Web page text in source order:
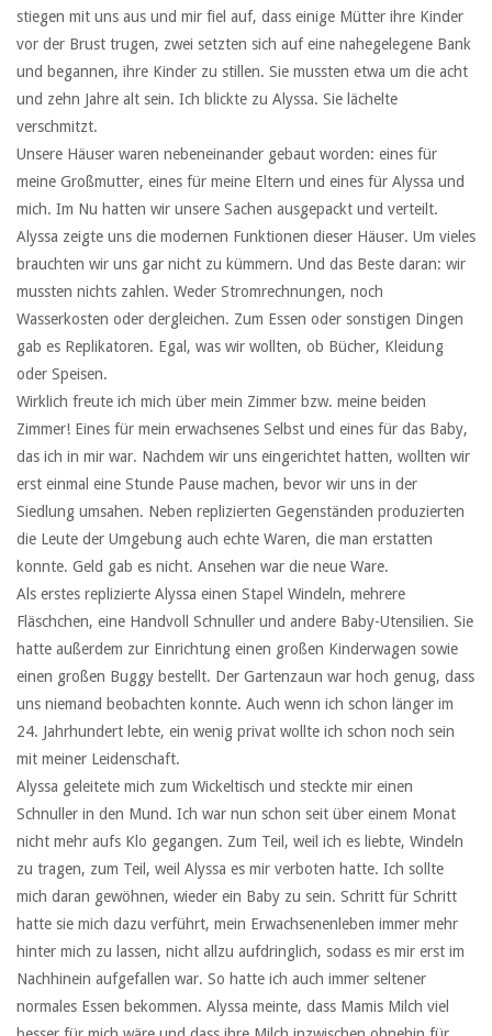
stiegen mit uns aus und mir fiel auf, dass einige Mütter ihre Kinder
vor der Brust trugen, zwei setzten sich auf eine nahegelegene Bank
und begannen, ihre Kinder zu stillen. Sie mussten etwa um die acht
und zehn Jahre alt sein. Ich blickte zu Alyssa. Sie lächelte
verschmitzt.
Unsere Häuser waren nebeneinander gebaut worden: eines für
meine Großmutter, eines für meine Eltern und eines für Alyssa und
mich. Im Nu hatten wir unsere Sachen ausgepackt und verteilt.
Alyssa zeigte uns die modernen Funktionen dieser Häuser. Um vieles
brauchten wir uns gar nicht zu kümmern. Und das Beste daran: wir
mussten nichts zahlen. Weder Stromrechnungen, noch
Wasserkosten oder dergleichen. Zum Essen oder sonstigen Dingen
gab es Replikatoren. Egal, was wir wollten, ob Bücher, Kleidung
oder Speisen.
Wirklich freute ich mich über mein Zimmer bzw. meine beiden
Zimmer! Eines für mein erwachsenes Selbst und eines für das Baby,
das ich in mir war. Nachdem wir uns eingerichtet hatten, wollten wir
erst einmal eine Stunde Pause machen, bevor wir uns in der
Siedlung umsahen. Neben replizierten Gegenständen produzierten
die Leute der Umgebung auch echte Waren, die man erstatten
konnte. Geld gab es nicht. Ansehen war die neue Ware.
Als erstes replizierte Alyssa einen Stapel Windeln, mehrere
Fläschchen, eine Handvoll Schnuller und andere Baby-Utensilien. Sie
hatte außerdem zur Einrichtung einen großen Kinderwagen sowie
einen großen Buggy bestellt. Der Gartenzaun war hoch genug, dass
uns niemand beobachten konnte. Auch wenn ich schon länger im
24. Jahrhundert lebte, ein wenig privat wollte ich schon noch sein
mit meiner Leidenschaft.
Alyssa geleitete mich zum Wickeltisch und steckte mir einen
Schnuller in den Mund. Ich war nun schon seit über einem Monat
nicht mehr aufs Klo gegangen. Zum Teil, weil ich es liebte, Windeln
zu tragen, zum Teil, weil Alyssa es mir verboten hatte. Ich sollte
mich daran gewöhnen, wieder ein Baby zu sein. Schritt für Schritt
hatte sie mich dazu verführt, mein Erwachsenenleben immer mehr
hinter mich zu lassen, nicht allzu aufdringlich, sodass es mir erst im
Nachhinein aufgefallen war. So hatte ich auch immer seltener
normales Essen bekommen. Alyssa meinte, dass Mamis Milch viel